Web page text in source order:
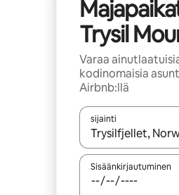
Trysil
Varaa
kodinomaisia
Airbnb:llä
sijainti
Kun tulokset ovat
Sisäänkirjautuminen